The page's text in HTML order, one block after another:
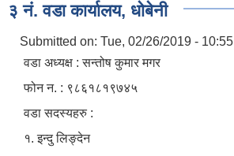
३ नं. वडा कार्यालय, धोबेनी
Submitted on: Tue, 02/26/2019 - 10:55
वडा अध्यक्ष : सन्तोष कुमार मगर
फोन न. : ९८६१८१९७४५
वडा सदस्यहरु :
१. इन्दु लिङ्देन